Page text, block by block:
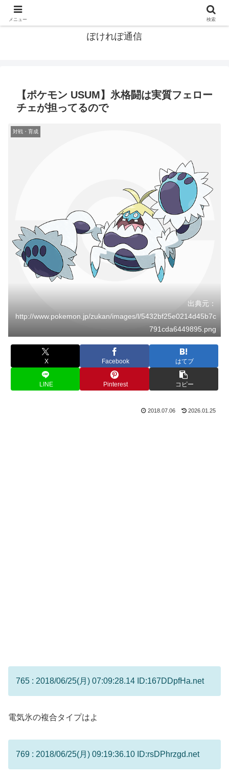
ぽけれぽ通信
【ポケモン USUM】氷格闘は実質フェロー
チェが担ってるので
対戦・育成
出典元：
http://www.pokemon.jp/zukan/images/l/5432bf25e0214d45b7c
791cda6449895.png
X Facebook はてブ
LINE Pinterest コピー
2018.07.06 2026.01.25
765 : 2018/06/25(月) 07:09:28.14 ID:167DDpfHa.net
電気氷の複合タイプはよ
769 : 2018/06/25(月) 09:19:36.10 ID:rsDPhrzgd.net
メニュー 検索